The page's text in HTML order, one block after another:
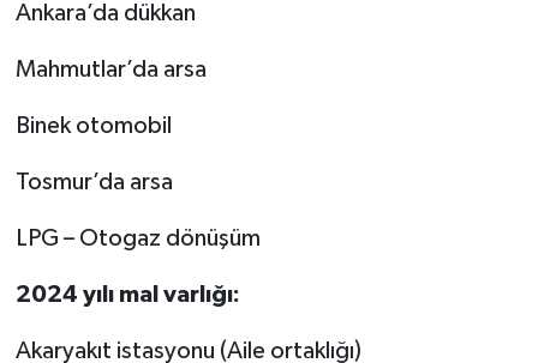
Ankara’da dükkan
Mahmutlar’da arsa
Binek otomobil
Tosmur’da arsa
LPG – Otogaz dönüşüm
2024 yılı mal varlığı:
Akaryakıt istasyonu (Aile ortaklığı)